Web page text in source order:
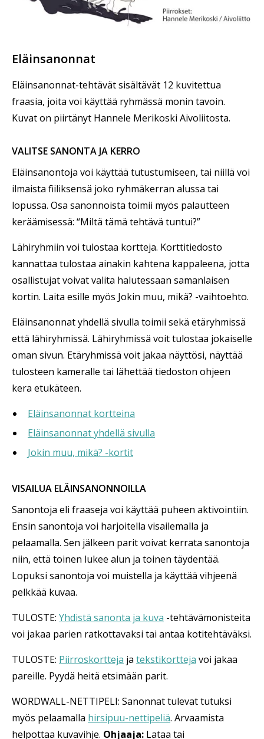
Eläinsanonnat
Eläinsanonnat-tehtävät sisältävät 12 kuvitettua
fraasia, joita voi käyttää ryhmässä monin tavoin.
Kuvat on piirtänyt Hannele Merikoski Aivoliitosta.
VALITSE SANONTA JA KERRO
Eläinsanontoja voi käyttää tutustumiseen, tai niillä voi
ilmaista fiiliksensä joko ryhmäkerran alussa tai
lopussa. Osa sanonnoista toimii myös palautteen
keräämisessä: “Miltä tämä tehtävä tuntui?”
Lähiryhmiin voi tulostaa kortteja. Korttitiedosto
kannattaa tulostaa ainakin kahtena kappaleena, jotta
osallistujat voivat valita halutessaan samanlaisen
kortin. Laita esille myös Jokin muu, mikä? -vaihtoehto.
Eläinsanonnat yhdellä sivulla toimii sekä etäryhmissä
että lähiryhmissä. Lähiryhmissä voit tulostaa jokaiselle
oman sivun. Etäryhmissä voit jakaa näyttösi, näyttää
tulosteen kameralle tai lähettää tiedoston ohjeen
kera etukäteen.
Eläinsanonnat kortteina
Eläinsanonnat yhdellä sivulla
Jokin muu, mikä? -kortit
VISAILUA ELÄINSANONNOILLA
Sanontoja eli fraaseja voi käyttää puheen aktivointiin.
Ensin sanontoja voi harjoitella visailemalla ja
pelaamalla. Sen jälkeen parit voivat kerrata sanontoja
niin, että toinen lukee alun ja toinen täydentää.
Lopuksi sanontoja voi muistella ja käyttää vihjeenä
pelkkää kuvaa.
TULOSTE: Yhdistä sanonta ja kuva -tehtävämonisteita
voi jakaa parien ratkottavaksi tai antaa kotitehtäväksi.
TULOSTE: Piirroskortteja ja tekstikortteja voi jakaa
pareille. Pyydä heitä etsimään parit.
WORDWALL-NETTIPELI: Sanonnat tulevat tutuksi
myös pelaamalla hirsipuu-nettipeliä. Arvaamista
helpottaa kuvavihje. Ohjaaja: Lataa tai